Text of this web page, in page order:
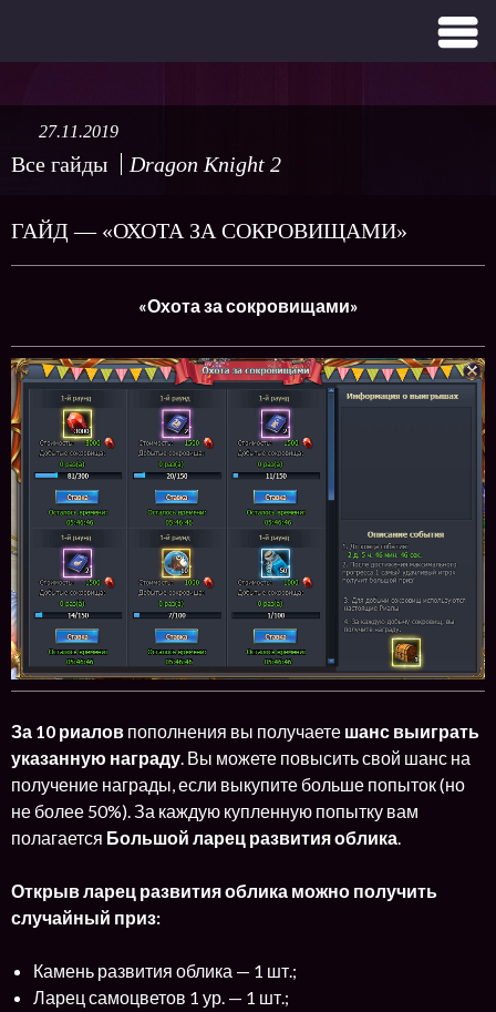
Все гайды Dragon Knight 2
27.11.2019
ГАЙД — «ОХОТА ЗА СОКРОВИЩАМИ»
«Охота за сокровищами»
За 10 риалов пополнения вы получаете шанс выиграть
указанную награду. Вы можете повысить свой шанс на
получение награды, если выкупите больше попыток (но
не более 50%). За каждую купленную попытку вам
полагается Большой ларец развития облика.
Открыв ларец развития облика можно получить
случайный приз:
Камень развития облика — 1 шт.;
Ларец самоцветов 1 ур. — 1 шт.;